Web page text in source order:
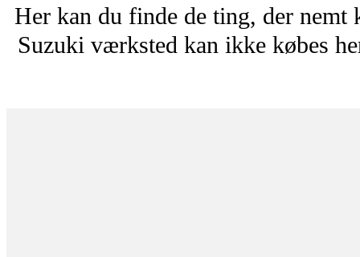
Her kan du finde de ting, der
Suzuki værksted kan ikke købes